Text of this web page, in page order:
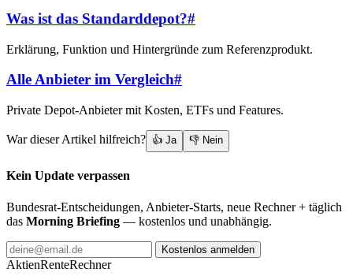
Was ist das Standarddepot?#
Erklärung, Funktion und Hintergründe zum Referenzprodukt.
Alle Anbieter im Vergleich#
Private Depot-Anbieter mit Kosten, ETFs und Features.
War dieser Artikel hilfreich? 👍 Ja 👎 Nein
Kein Update verpassen
Bundesrat-Entscheidungen, Anbieter-Starts, neue Rechner + täglich
das Morning Briefing — kostenlos und unabhängig.
Kostenlos anmelden
AktienRenteRechner